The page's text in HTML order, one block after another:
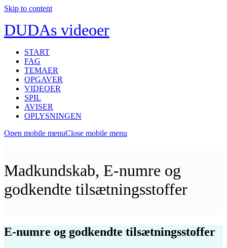
Skip to content
DUDAs videoer
START
FAG
TEMAER
OPGAVER
VIDEOER
SPIL
AVISER
OPLYSNINGEN
Open mobile menuClose mobile menu
Madkundskab, E-numre og
godkendte tilsætningsstoffer
E-numre og godkendte tilsætningsstoffer